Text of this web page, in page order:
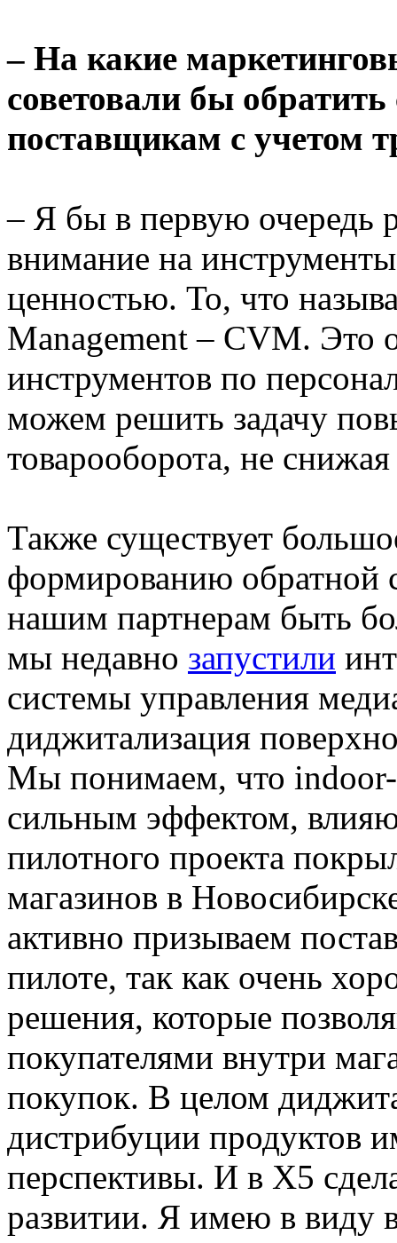
– На какие
советовали бы
поставщикам с учетом
– Я бы в первую очередь
внимание на
ценностью. То, что
Management – CVM. Это
инструментов по
можем решить задачу
товарооборота, не
Также существует
формированию обратной
нашим партнерам быть
мы недавно запустили
системы управления
диджитализация
Мы понимаем, что indoor-
сильным эффектом,
пилотного проекта
магазинов в
активно призываем
пилоте, так как очень
решения, которые
покупателями внутри
покупок. В целом
дистрибуции продуктов
перспективы. И в Х5
развитии. Я имею в виду